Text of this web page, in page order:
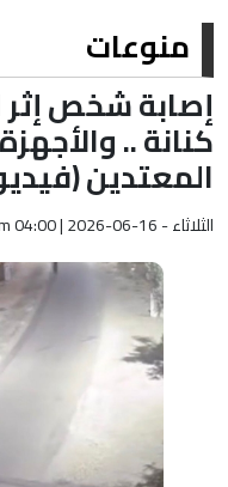
منوعات
إصابة شخص إثر
كنانة ..
المعتدين
الثلاثاء - pm 04:00 | 2026-06-16